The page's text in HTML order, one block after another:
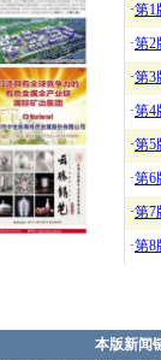
·第1
·第2
·第3
·第4
·第5
·第6
·第7
·第8
本版新闻